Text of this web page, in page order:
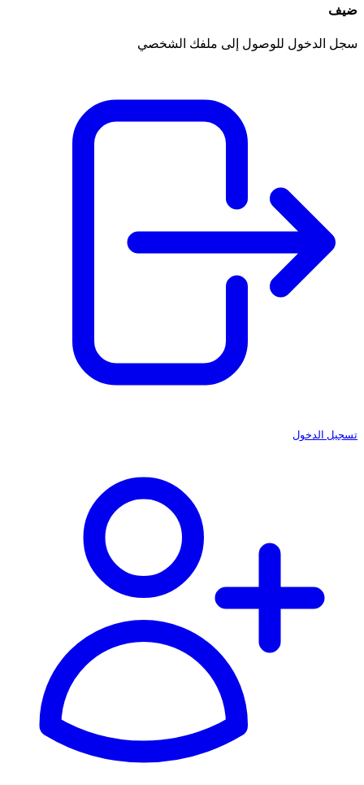
ضيف
سجل الدخول للوصول إلى ملفك الشخصي
تسجيل الدخول